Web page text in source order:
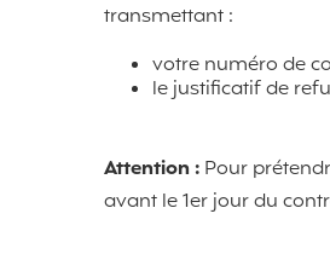
transmettant :
votre numéro de
le justificatif de
Attention : Pour
avant le 1er jour du